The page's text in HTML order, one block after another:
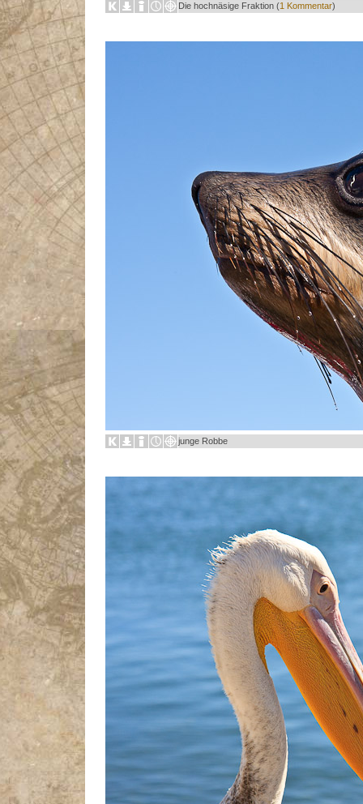
Die hochnäsige Fraktion (1 Kommentar)
junge Robbe